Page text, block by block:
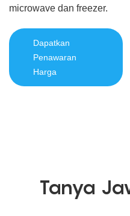
microwave dan freezer.
Dapatkan
Penawaran
Harga
Tanya